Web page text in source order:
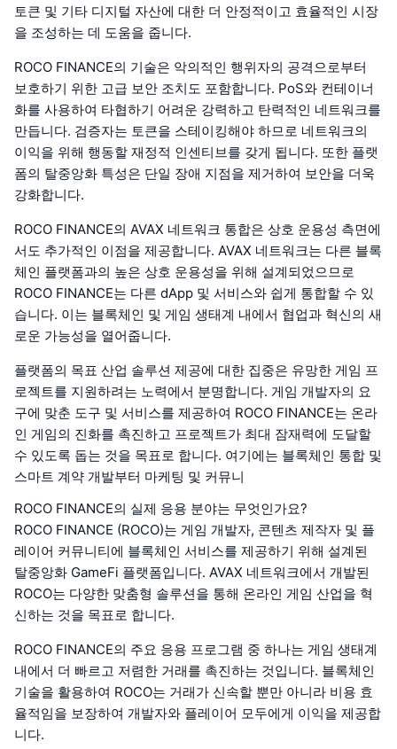
토큰 및 기타 디지털 자산에 대한 더 안정적이고 효율적인 시장
을 조성하는 데 도움을 줍니다.
ROCO FINANCE의 기술은 악의적인 행위자의 공격으로부터
보호하기 위한 고급 보안 조치도 포함합니다. PoS와 컨테이너
화를 사용하여 타협하기 어려운 강력하고 탄력적인 네트워크를
만듭니다. 검증자는 토큰을 스테이킹해야 하므로 네트워크의
이익을 위해 행동할 재정적 인센티브를 갖게 됩니다. 또한 플랫
폼의 탈중앙화 특성은 단일 장애 지점을 제거하여 보안을 더욱
강화합니다.
ROCO FINANCE의 AVAX 네트워크 통합은 상호 운용성 측면에
서도 추가적인 이점을 제공합니다. AVAX 네트워크는 다른 블록
체인 플랫폼과의 높은 상호 운용성을 위해 설계되었으므로
ROCO FINANCE는 다른 dApp 및 서비스와 쉽게 통합할 수 있
습니다. 이는 블록체인 및 게임 생태계 내에서 협업과 혁신의 새
로운 가능성을 열어줍니다.
플랫폼의 목표 산업 솔루션 제공에 대한 집중은 유망한 게임 프
로젝트를 지원하려는 노력에서 분명합니다. 게임 개발자의 요
구에 맞춘 도구 및 서비스를 제공하여 ROCO FINANCE는 온라
인 게임의 진화를 촉진하고 프로젝트가 최대 잠재력에 도달할
수 있도록 돕는 것을 목표로 합니다. 여기에는 블록체인 통합 및
스마트 계약 개발부터 마케팅 및 커뮤니
ROCO FINANCE의 실제 응용 분야는 무엇인가요?
ROCO FINANCE (ROCO)는 게임 개발자, 콘텐츠 제작자 및 플
레이어 커뮤니티에 블록체인 서비스를 제공하기 위해 설계된
탈중앙화 GameFi 플랫폼입니다. AVAX 네트워크에서 개발된
ROCO는 다양한 맞춤형 솔루션을 통해 온라인 게임 산업을 혁
신하는 것을 목표로 합니다.
ROCO FINANCE의 주요 응용 프로그램 중 하나는 게임 생태계
내에서 더 빠르고 저렴한 거래를 촉진하는 것입니다. 블록체인
기술을 활용하여 ROCO는 거래가 신속할 뿐만 아니라 비용 효
율적임을 보장하여 개발자와 플레이어 모두에게 이익을 제공합
니다.